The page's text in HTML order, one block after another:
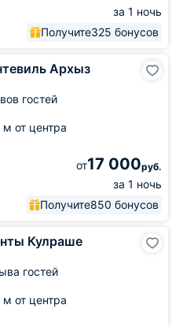
за 1 ночь
Получите325 бонусов
Архыз
гостей
от центра
от17 000руб.
за 1 ночь
Получите850 бонусов
Кулраше
гостей
от центра